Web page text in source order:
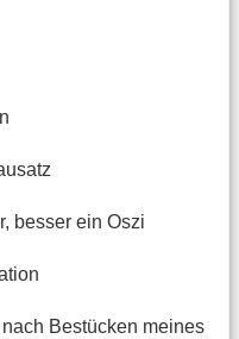
besser ein Oszi
Bestücken meines